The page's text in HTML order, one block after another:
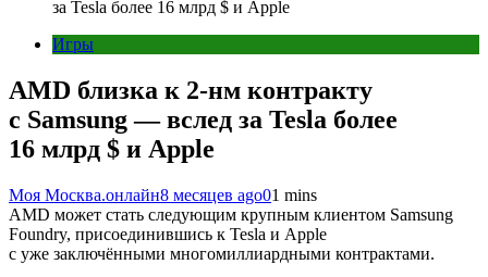
за Tesla более 16 млрд $ и Apple
Игры
AMD близка к 2-нм контракту
с Samsung — вслед за Tesla более
16 млрд $ и Apple
Моя Москва.онлайн8 месяцев ago01 mins
AMD может стать следующим крупным клиентом Samsung
Foundry, присоединившись к Tesla и Apple
с уже заключёнными многомиллиардными контрактами.